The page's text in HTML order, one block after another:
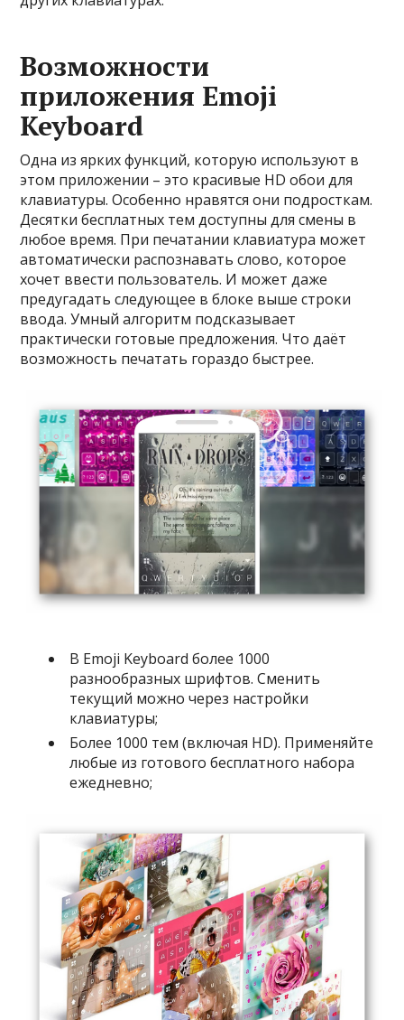
Возможности
приложения Emoji
Keyboard
Одна из ярких функций, которую используют в
этом приложении – это красивые HD обои для
клавиатуры. Особенно нравятся они подросткам.
Десятки бесплатных тем доступны для смены в
любое время. При печатании клавиатура может
автоматически распознавать слово, которое
хочет ввести пользователь. И может даже
предугадать следующее в блоке выше строки
ввода. Умный алгоритм подсказывает
практически готовые предложения. Что даёт
возможность печатать гораздо быстрее.
В Emoji Keyboard более 1000
разнообразных шрифтов. Сменить
текущий можно через настройки
клавиатуры;
Более 1000 тем (включая HD). Применяйте
любые из готового бесплатного набора
ежедневно;